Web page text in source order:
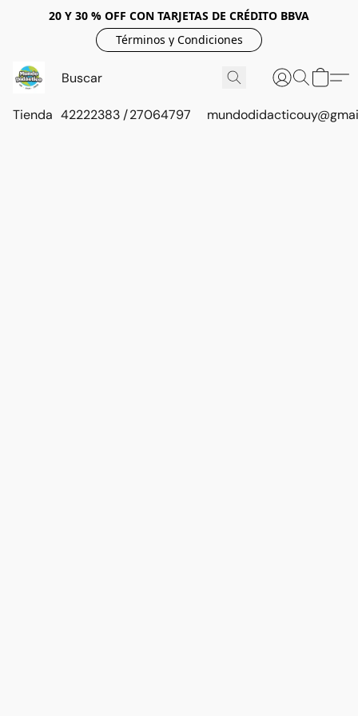
20 Y 30 % OFF CON TARJETAS DE CRÉDITO BBVA
Términos y Condiciones
Tienda 42222383 / 27064797